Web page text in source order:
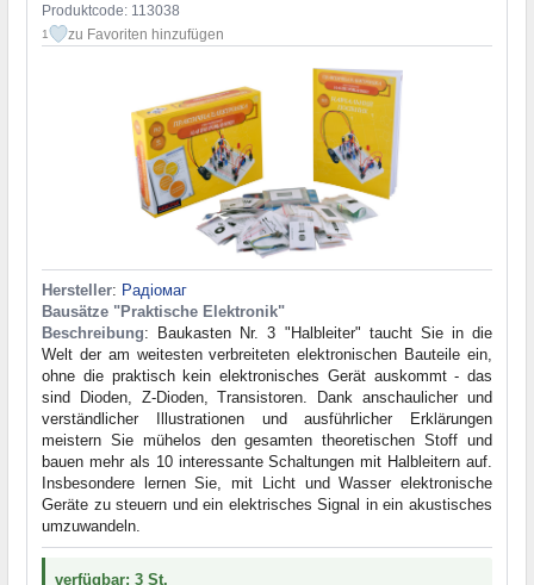
Produktcode: 113038
1 zu Favoriten hinzufügen
Hersteller: Радіомаг
Bausätze "Praktische Elektronik"
Beschreibung: Baukasten Nr. 3 "Halbleiter" taucht Sie in die
Welt der am weitesten verbreiteten elektronischen Bauteile ein,
ohne die praktisch kein elektronisches Gerät auskommt - das
sind Dioden, Z-Dioden, Transistoren. Dank anschaulicher und
verständlicher Illustrationen und ausführlicher Erklärungen
meistern Sie mühelos den gesamten theoretischen Stoff und
bauen mehr als 10 interessante Schaltungen mit Halbleitern auf.
Insbesondere lernen Sie, mit Licht und Wasser elektronische
Geräte zu steuern und ein elektrisches Signal in ein akustisches
umzuwandeln.
verfügbar: 3 St.